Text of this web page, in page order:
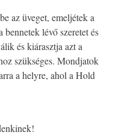
az üveget, emeljétek a
bennetek lévő szeretet és
és kiárasztja azt a
szükséges. Mondjatok
a helyre, ahol a Hold